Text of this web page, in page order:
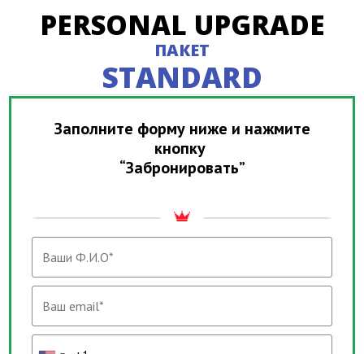
PERSONAL UPGRADE
ПАКЕТ
STANDARD
Заполните форму ниже и нажмите
кнопку
“Забронировать”